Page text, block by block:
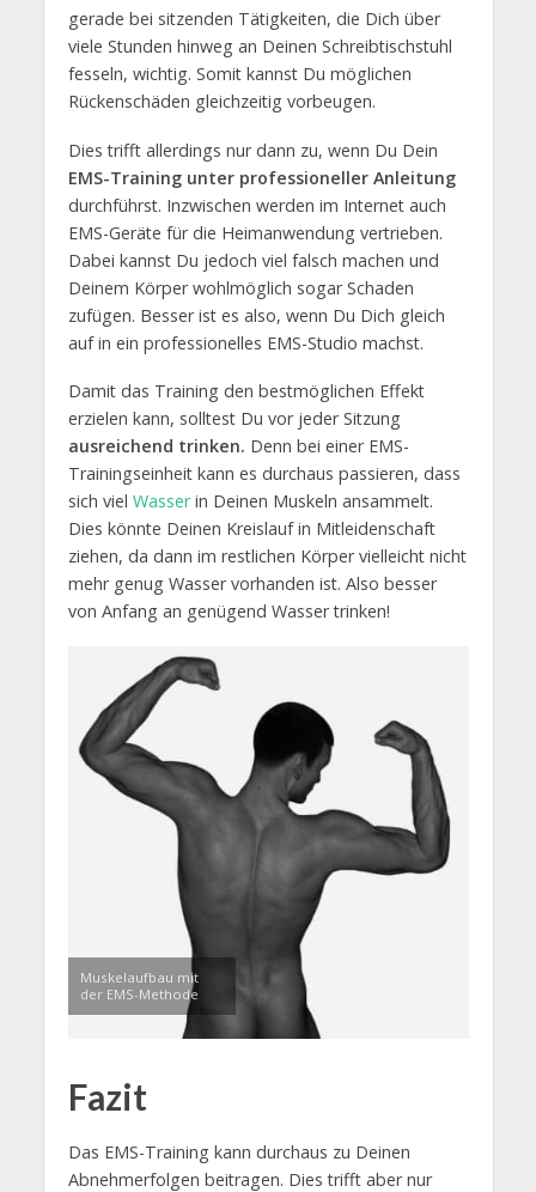
gerade bei sitzenden Tätigkeiten, die Dich über
viele Stunden hinweg an Deinen Schreibtischstuhl
fesseln, wichtig. Somit kannst Du möglichen
Rückenschäden gleichzeitig vorbeugen.
Dies trifft allerdings nur dann zu, wenn Du Dein
EMS-Training unter professioneller Anleitung
durchführst. Inzwischen werden im Internet auch
EMS-Geräte für die Heimanwendung vertrieben.
Dabei kannst Du jedoch viel falsch machen und
Deinem Körper wohlmöglich sogar Schaden
zufügen. Besser ist es also, wenn Du Dich gleich
auf in ein professionelles EMS-Studio machst.
Damit das Training den bestmöglichen Effekt
erzielen kann, solltest Du vor jeder Sitzung
ausreichend trinken. Denn bei einer EMS-
Trainingseinheit kann es durchaus passieren, dass
sich viel Wasserin Deinen Muskeln ansammelt.
Dies könnte Deinen Kreislauf in Mitleidenschaft
ziehen, da dann im restlichen Körper vielleicht nicht
mehr genug Wasser vorhanden ist. Also besser
von Anfang an genügend Wasser trinken!
Muskelaufbau mit
der EMS-Methode
Fazit
Das EMS-Training kann durchaus zu Deinen
Abnehmerfolgen beitragen. Dies trifft aber nur